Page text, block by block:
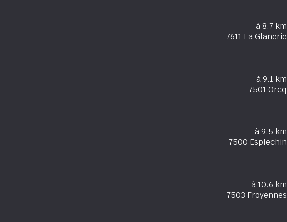
à 8.7 km
7611 La Glanerie
à 9.1 km
7501 Orcq
à 9.5 km
7500 Esplechin
à 10.6 km
7503 Froyennes